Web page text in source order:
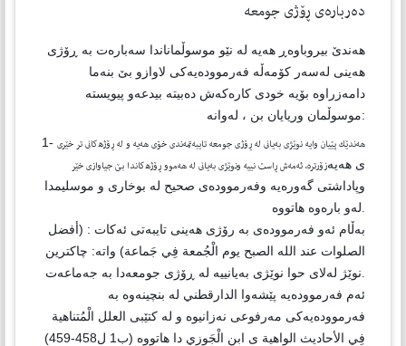
ده‌رباره‌ى ڕۆژى جومعه
هه‌ندێ بيروباوه‌ڕ هه‌يه‌ له‌ نێو موسوڵماناندا سه‌باره‌ت به‌ ڕۆژى
هه‌ينى له‌سه‌ر كۆمه‌ڵه‌ فه‌رمووده‌يه‌كى لاوازو بێ بنه‌ما
دامه‌زراوه‌ بۆيه‌ خودى كاره‌كه‌ش ده‌بيته‌ بيدعه‌و پيويسته‌
:
1- هه‌ندێك پێيان وايه‌ نوێژى به‌يانى له‌ ڕۆژى جومعه‌ تايبه‌تمه‌ندى خۆى هه‌يه‌ و له‌ ڕۆژه‌كانى تر خێرى
زۆرتره‌، ئه‌مه‌ش ڕاست نييه‌ ونوێژى به‌يانى له‌ هه‌موو ڕۆژه‌كاندا بێ جياوازى خێرى هه‌يه‌
وپاداشتى گه‌وره‌يه‌ وفه‌رمووده‌ى صحيح له‌ بوخارى و موسليمدا
.
به‌ڵام ئه‌و فه‌رمووده‌ى به‌ رۆژى هه‌ينى تايبه‌تى ئه‌كات : (أفضل
الصلوات عند الله الصبح يوم الْجُمعة فِي جَماعة) واته‌: چاكترين
نوێژ له‌لاى حوا نوێژى به‌يانييه‌ له‌ ڕۆژى جومعه‌دا به‌ جه‌ماعه‌ت.
ئه‌م فه‌رمووده‌يه‌ پێشه‌وا الدارقطني له‌ بنچينه‌وه‌ به‌
فه‌رمووده‌يه‌كى مه‌رفوعى نه‌زانيوه‌ و له‌ كتێبى العلل الْمُتناهية
فِي الأحاديث الواهية ى ابن الْجَوزي دا هاتووه‌ (ب1 ل458-459)